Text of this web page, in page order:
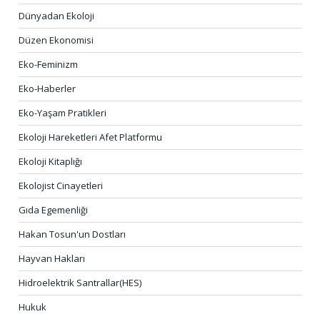
Dünyadan Ekoloji
Düzen Ekonomisi
Eko-Feminizm
Eko-Haberler
Eko-Yaşam Pratikleri
Ekoloji Hareketleri Afet Platformu
Ekoloji Kitaplığı
Ekolojist Cinayetleri
Gıda Egemenliği
Hakan Tosun'un Dostları
Hayvan Hakları
Hidroelektrik Santrallar(HES)
Hukuk